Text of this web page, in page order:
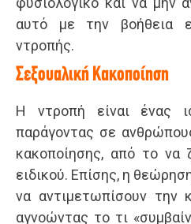
αυτό με την βοήθεια
ντροπής.
Σεξουαλική Κακοποίηση
Η ντροπή είναι ένας
παράγοντας σε
κακοποίησης, από το να
ειδικού. Επίσης, η
να αντιμετωπίσουν την
αγνοώντας το τι